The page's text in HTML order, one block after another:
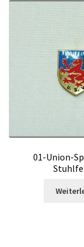
01-Union-